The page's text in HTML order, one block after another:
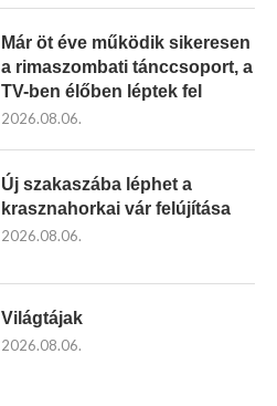
Már öt éve működik sikeresen
a rimaszombati tánccsoport, a
TV-ben élőben léptek fel
2026.08.06.
Új szakaszába léphet a
krasznahorkai vár felújítása
2026.08.06.
Világtájak
2026.08.06.